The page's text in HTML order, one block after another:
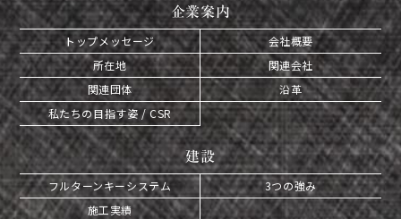
企業案内
トップメッセージ
会社概要
所在地
関連会社
関連団体
沿革
私たちの目指す姿 / CSR
建設
フルターンキーシステム
3つの強み
施工実績